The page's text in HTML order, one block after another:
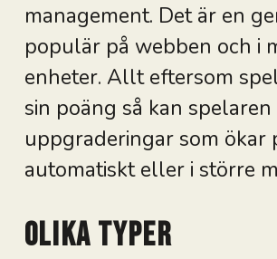
management. Det är en
populär på webben och i
enheter. Allt eftersom
sin poäng så kan spelaren
uppgraderingar som ökar
automatiskt eller i större
Olika typer